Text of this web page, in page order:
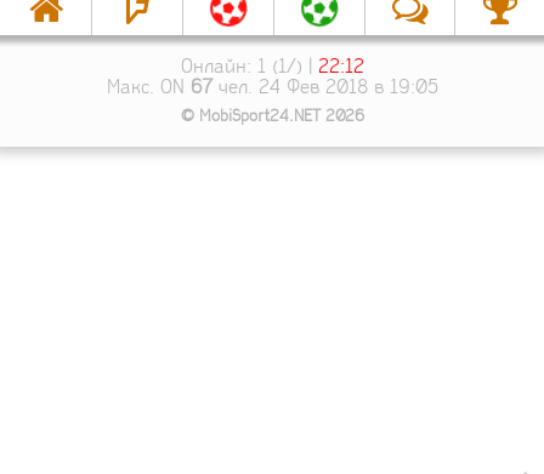
Онлайн: 1 (1/) | 22:12
Макс. ON 67чел. 24 Фев 2018 в 19:05
© MobiSport24.NET 2026